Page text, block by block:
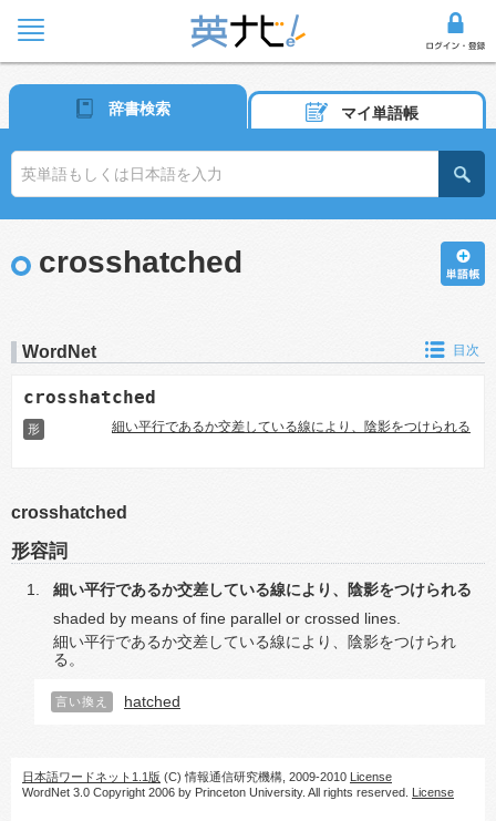
辞書検索 マイ単語帳
crosshatched
WordNet 目次
crosshatched
形 細い平行であるか交差している線により、陰影をつけられる
crosshatched
形容詞
細い平行であるか交差している線により、陰影をつけられる
shaded by means of fine parallel or crossed lines.
細い平行であるか交差している線により、陰影をつけられ
る。
言い換え hatched
日本語ワードネット1.1版 (C) 情報通信研究機構, 2009-2010 License
WordNet 3.0 Copyright 2006 by Princeton University. All rights reserved. License